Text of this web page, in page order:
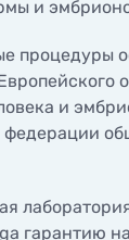
и
процедуры
и
гарантию